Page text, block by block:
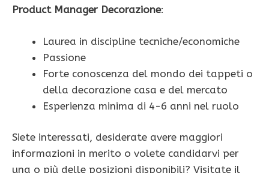
Product Manager Decorazione:
Laurea in discipline tecniche/economiche
Passione
Forte conoscenza del mondo dei tappeti o
della decorazione casa e del mercato
Esperienza minima di 4-6 anni nel ruolo
Siete interessati, desiderate avere maggiori
informazioni in merito o volete candidarvi per
una o più delle posizioni disponibili? Visitate il